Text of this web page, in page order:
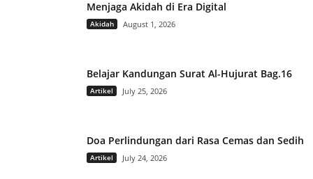
Menjaga Akidah di Era Digital
Akidah August 1, 2026
Belajar Kandungan Surat Al-Hujurat Bag.16
Artikel July 25, 2026
Doa Perlindungan dari Rasa Cemas dan Sedih
Artikel July 24, 2026